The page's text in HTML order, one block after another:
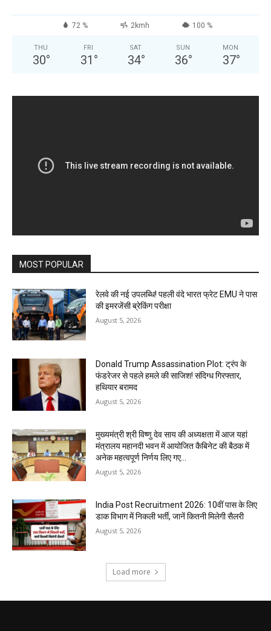
72 % 2kmh 100 %
THU
30°
FRI
31 °
SAT
34°
SUN
36°
MON
37°
MOST POPULAR
रेलवे की नई उपलब्धि! पहली वंदे भारत फ्रेट EMU ने पास
की इमरजेंसी ब्रेकिंग परीक्षा
August 5, 2026
Donald Trump Assassination Plot: ट्रंप के
फंडरेजर से पहले हमले की साजिश! संदिग्ध गिरफ्तार,
हथियार बरामद
August 5, 2026
मुख्यमंत्री श्री विष्णु देव साय की अध्यक्षता में आज यहां
मंत्रालय महानदी भवन में आयोजित कैबिनेट की बैठक में
अनेक महत्वपूर्ण निर्णय लिए गए...
August 5, 2026
India Post Recruitment 2026: 10वीं पास के लिए
डाक विभाग में निकली भर्ती, जानें कितनी मिलेगी सैलरी
August 5, 2026
Load more